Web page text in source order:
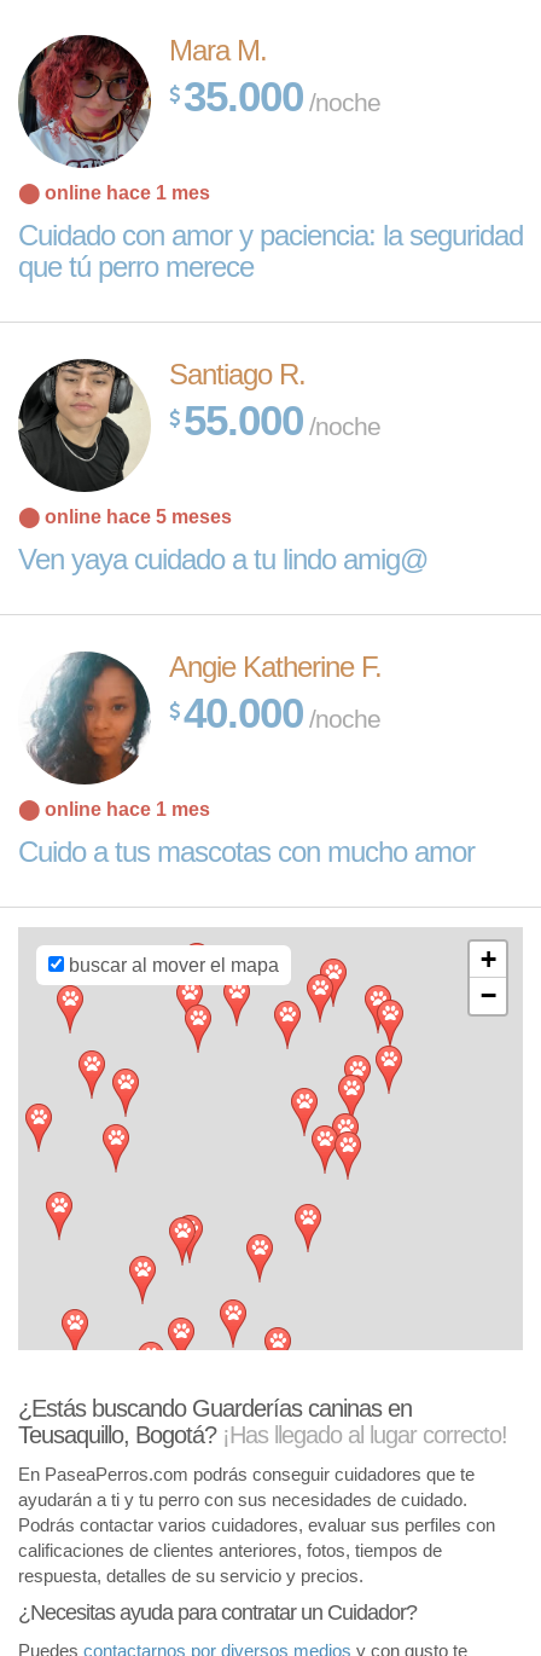
Mara M.
35.000 /noche
⬤ online hace 1 mes
Cuidado con amor y paciencia: la seguridad
que tú perro merece
Santiago R.
55.000 /noche
⬤ online hace 5 meses
Ven yaya cuidado a tu lindo amig@
Angie Katherine F.
40.000 /noche
⬤ online hace 1 mes
Cuido a tus mascotas con mucho amor
buscar al mover el mapa
+
−
OpenStreetMap
contributors,
¿Estás buscando Guarderías caninas en
Teusaquillo, Bogotá? ¡Has llegado al lugar correcto!
En PaseaPerros.com podrás conseguir cuidadores que te
ayudarán a ti y tu perro con sus necesidades de cuidado.
Podrás contactar varios cuidadores, evaluar sus perfiles con
calificaciones de clientes anteriores, fotos, tiempos de
respuesta, detalles de su servicio y precios.
¿Necesitas ayuda para contratar un Cuidador?
Puedes contactarnos por diversos medios y con gusto te